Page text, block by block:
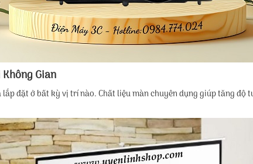
Gian
đặt ở bất kỳ vị trí nào. Chất liệu màn chuyên dụng giúp tăng